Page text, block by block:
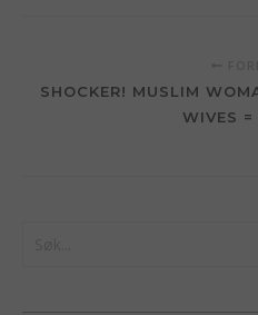
SHOCKER! MUSLIM
WIVES =